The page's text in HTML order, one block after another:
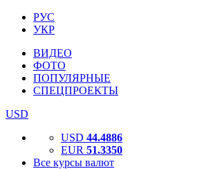
РУС
УКР
ВИДЕО
ФОТО
ПОПУЛЯРНЫЕ
СПЕЦПРОЕКТЫ
USD
USD 44.4886
EUR 51.3350
Все курсы валют